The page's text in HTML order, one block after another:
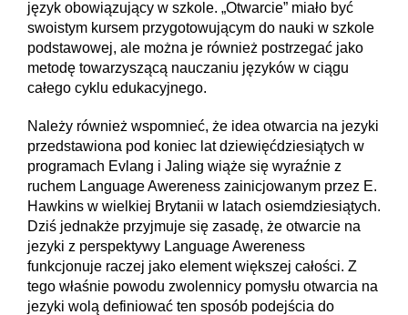
język obowiązujący w szkole. „Otwarcie” miało być
swoistym kursem przygotowującym do nauki w szkole
podstawowej, ale można je również postrzegać jako
metodę towarzyszącą nauczaniu języków w ciągu
całego cyklu edukacyjnego.
Należy również wspomnieć, że idea otwarcia na jezyki
przedstawiona pod koniec lat dziewięćdziesiątych w
programach Evlang i Jaling wiąże się wyraźnie z
ruchem Language Awereness zainicjowanym przez E.
Hawkins w wielkiej Brytanii w latach osiemdziesiątych.
Dziś jednakże przyjmuje się zasadę, że otwarcie na
jezyki z perspektywy Language Awereness
funkcjonuje raczej jako element większej całości. Z
tego właśnie powodu zwolennicy pomysłu otwarcia na
jezyki wolą definiować ten sposób podejścia do